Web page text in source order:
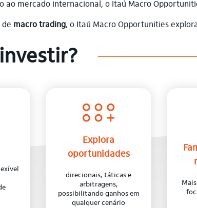
ao mercado internacional, o Itaú Macro
de macro trading, o Itaú Macro Opportunities
investir?
Explora
oportunidades
direcionais, táticas e
arbitragens,
possibilitando ganhos em
qualquer cenário